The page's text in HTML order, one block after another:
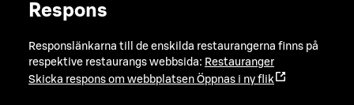
Respons
Responslänkarna till de enskilda restaurangerna finns på
respektive restaurangs webbsida: Restauranger
Skicka respons om webbplatsen Öppnas i ny flik